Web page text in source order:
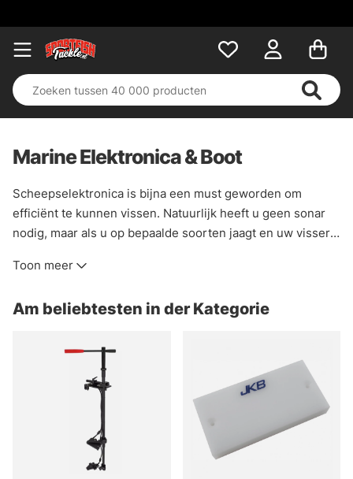
Marine Elektronica & Boot
Scheepselektronica is bijna een must geworden om
efficiënt te kunnen vissen. Natuurlijk heeft u geen sonar
nodig, maar als u op bepaalde soorten jaagt en uw visserij
eenvoudiger. Wij werken alleen met bekende fabrikanten
Zelf weten wat je nodig hebt is niet eenvoudig, maar als je
te mailen of in de winkel te komen en wij helpen je verder.
We hebben ook een grote selectie van marine accessoires
zoals elektrische motoren, kaarten, kill switches,
elektrische ankers, laders, en nog veel meer!
Toon meer
Am beliebtesten in der Kategorie